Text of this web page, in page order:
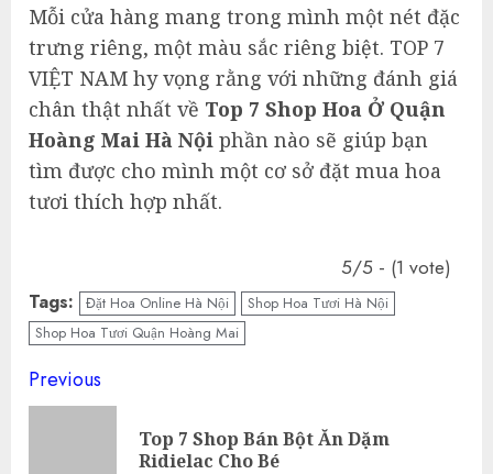
Mỗi cửa hàng mang trong mình một nét đặc
trưng riêng, một màu sắc riêng biệt. TOP 7
VIỆT NAM hy vọng rằng với những đánh giá
chân thật nhất về Top 7 Shop Hoa Ở Quận
Hoàng Mai Hà Nội phần nào sẽ giúp bạn
tìm được cho mình một cơ sở đặt mua hoa
tươi thích hợp nhất.
5/5 - (1 vote)
Tags: Đặt Hoa Online Hà Nội
Shop Hoa Tươi Hà Nội
Shop Hoa Tươi Quận Hoàng Mai
Continue
Reading
Previous
Top 7 Shop Bán Bột Ăn Dặm
Ridielac Cho Bé